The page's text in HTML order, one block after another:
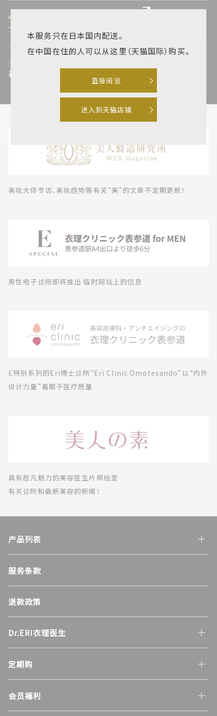
セット
set
补充线
主动更新线
美妆大师专访、美妆趋势等有关“美”的文章不定期更新！
男性电子诊所即将推出 临时网站上的信息
E特别系列的Eri博士诊所“Eri Clinic Omotesando”以“内外
设计力量”着眼于医疗质量
具有超凡魅力的美容医生片桐绘里
有关诊所和最新美容的新闻！
产品列表
服务条款
退款政策
Dr.ERI衣理医生
定期购
会员福利
本服务只在日本国内配送。
在中国在住的人可以从这里（天猫国际）购买。
直接阅览
进入到天猫店铺